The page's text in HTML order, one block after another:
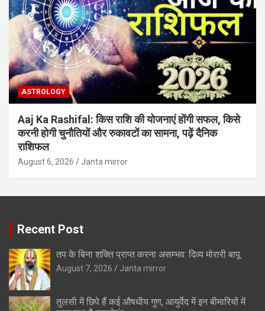
ASTROLOGY
Aaj Ka Rashifal: किस राशि की योजनाएं होंगी सफल, किसे
करनी होगी चुनौतियों और रुकावटों का सामना, पढ़ें दैनिक
राशिफल
August 6, 2026 Janta mirror
Recent Post
तप के बिना शक्ति प्राप्त करना असम्भव: दिव्य मोरारी बापू
August 7, 2026 Janta mirror
तुलसी में छिपे हैं कई औषधीय गुण, आयुर्वेद में इन बीमारियों में